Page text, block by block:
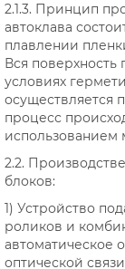
2.1.3. Принцип
автоклава
плавлении
Вся поверхность
условиях
осуществляется
процесс
использованием
2.2.
блоков:
1) Устройство
роликов и
автоматическое
оптической